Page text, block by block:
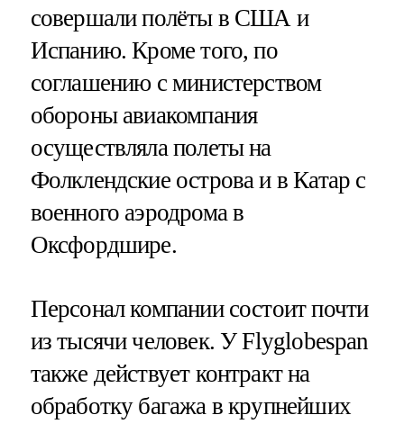
совершали полёты в США и
Испанию. Кроме того, по
соглашению с министерством
обороны авиакомпания
осуществляла полеты на
Фолклендские острова и в Катар с
военного аэродрома в
Оксфордшире.
Персонал компании состоит почти
из тысячи человек. У Flyglobespan
также действует контракт на
обработку багажа в крупнейших